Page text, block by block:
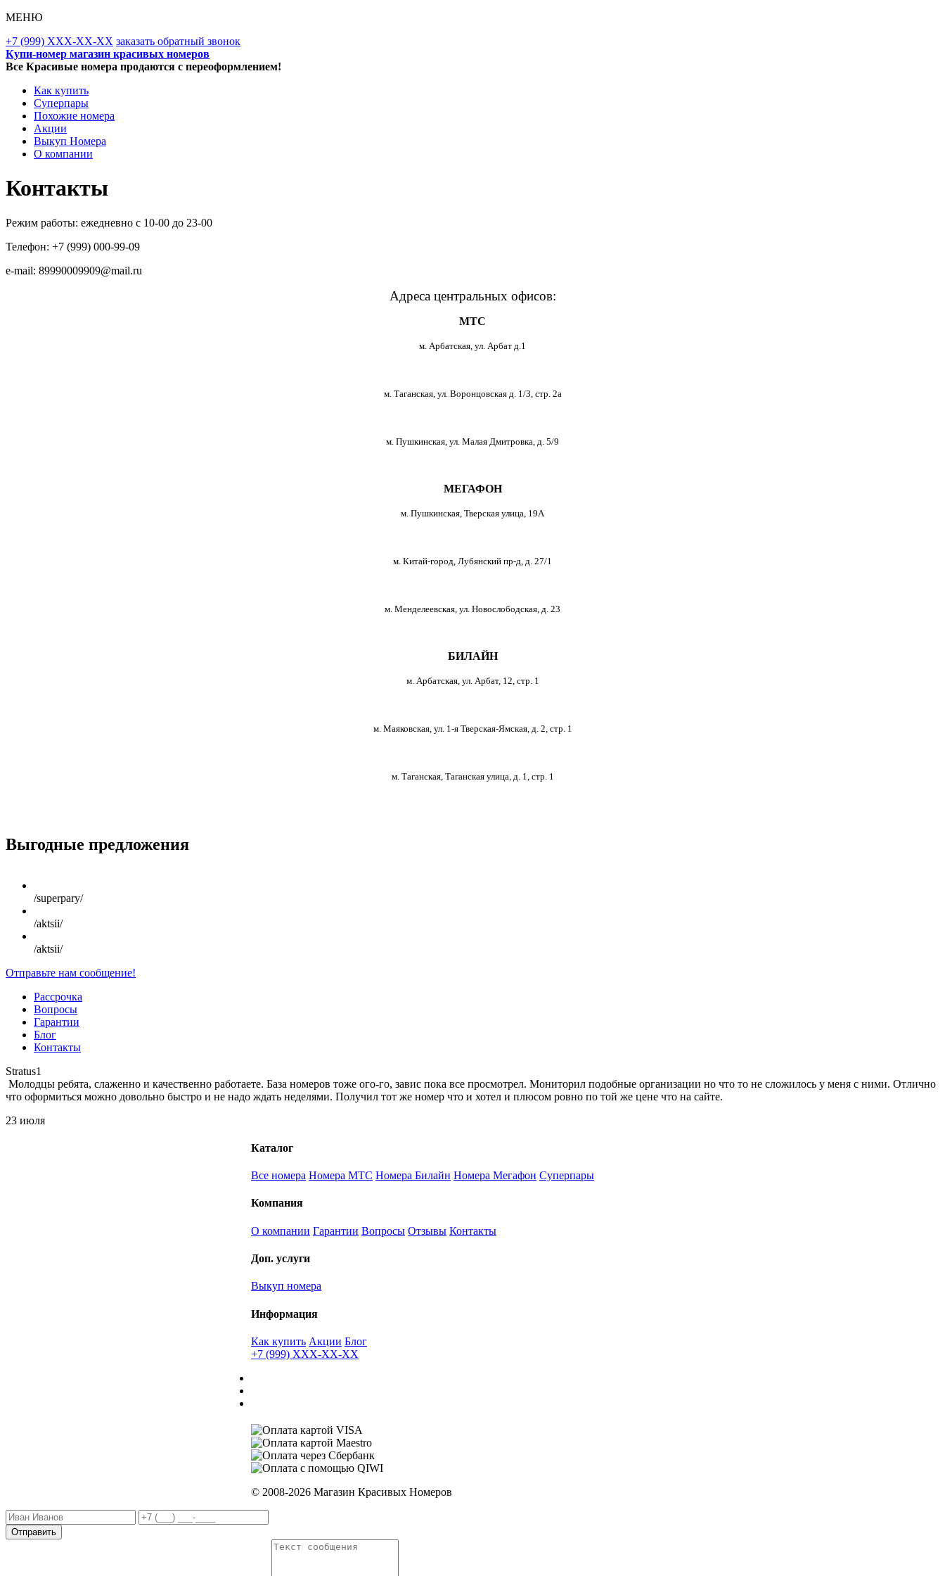
МЕНЮ
+7 (999) XXX-XX-XX заказать обратный звонок
Купи-номер магазин красивых номеров
Все Красивые номера продаются с переоформлением!
Как купить
Суперпары
Похожие номера
Акции
Выкуп Номера
О компании
Контакты
Режим работы: ежедневно с 10-00 до 23-00
Телефон: +7 (999) 000-99-09
e-mail: 89990009909@mail.ru
Адреса центральных офисов:
МТС
м. Арбатская, ул. Арбат д.1
м. Таганская, ул. Воронцовская д. 1/3, стр. 2а
м. Пушкинская, ул. Малая Дмитровка, д. 5/9
МЕГАФОН
м. Пушкинская, Тверская улица, 19А
м. Китай-город, Лубянский пр-д, д. 27/1
м. Менделеевская, ул. Новослободская, д. 23
БИЛАЙН
м. Арбатская, ул. Арбат, 12, стр. 1
м. Маяковская, ул. 1-я Тверская-Ямская, д. 2, стр. 1
м. Таганская, Таганская улица, д. 1, стр. 1
Up
Выгодные предложения
/superpary/
/aktsii/
/aktsii/
Отправьте нам сообщение!
Рассрочка
Вопросы
Гарантии
Блог
Контакты
Stratus1
Молодцы ребята, слаженно и качественно работаете. База номеров тоже ого-го, завис пока все просмотрел. Мониторил подобные организации но что то не сложилось у меня с ними. Отлично
что оформиться можно довольно быстро и не надо ждать неделями. Получил тот же номер что и хотел и плюсом ровно по той же цене что на сайте.
23 июля
Каталог
Все номера Номера МТС Номера Билайн Номера Мегафон Суперпары
Компания
О компании Гарантии Вопросы Отзывы Контакты
Доп. услуги
Выкуп номера
Информация
Как купить Акции Блог
+7 (999) XXX-XX-XX
© 2008-2026 Магазин Красивых Номеров
Отправить